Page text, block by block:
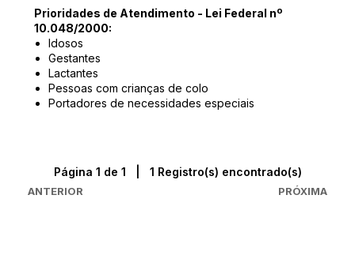
Prioridades de Atendimento - Lei Federal nº
10.048/2000:
Idosos
Gestantes
Lactantes
Pessoas com crianças de colo
Portadores de necessidades especiais
ANTERIOR
Página 1 de 1 | 1 Registro(s) encontrado(s)
PRÓXIMA